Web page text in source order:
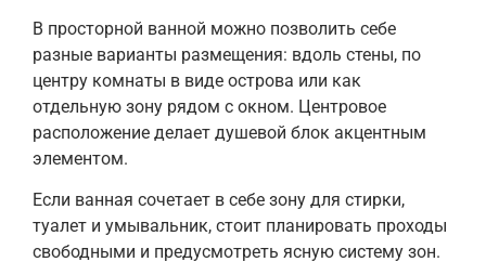
В просторной ванной можно позволить себе
разные варианты размещения: вдоль стены, по
центру комнаты в виде острова или как
отдельную зону рядом с окном. Центровое
расположение делает душевой блок акцентным
элементом.
Если ванная сочетает в себе зону для стирки,
туалет и умывальник, стоит планировать проходы
свободными и предусмотреть ясную систему зон.